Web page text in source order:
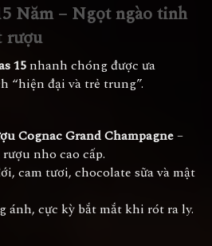
Năm – Ngọt ngào tinh
rượu
15nhanh chóng được ưa
“hiện đại và trẻ trung”.
Cognac Grand Champagne–
nho cao cấp.
cam tươi, chocolate sữa và mật
ánh, cực kỳ bắt mắt khi rót ra ly.